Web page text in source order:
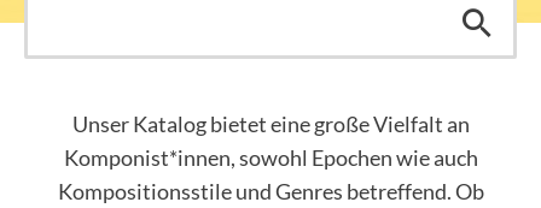
Unser Katalog bietet eine große Vielfalt an
Komponist*innen, sowohl Epochen wie auch
Kompositionsstile und Genres betreffend. Ob